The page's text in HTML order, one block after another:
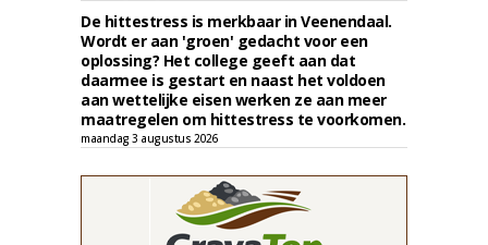
De hittestress is merkbaar in Veenendaal.
Wordt er aan 'groen' gedacht voor een
oplossing? Het college geeft aan dat
daarmee is gestart en naast het voldoen
aan wettelijke eisen werken ze aan meer
maatregelen om hittestress te voorkomen.
maandag 3 augustus 2026